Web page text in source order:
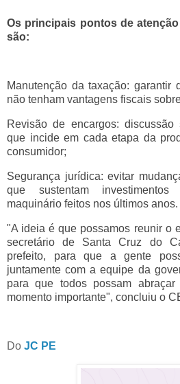
Os principais pontos de
são:
Manutenção da taxação: garantir
não tenham vantagens fiscais
Revisão de encargos:
que incide em cada etapa da
consumidor;
Segurança jurídica: evitar
que sustentam
maquinário feitos nos últimos anos.
"A ideia é que possamos reunir o
secretário de Santa Cruz do
prefeito, para que a gente
juntamente com a equipe da
para que todos possam
momento importante", concluiu o
Do JC PE